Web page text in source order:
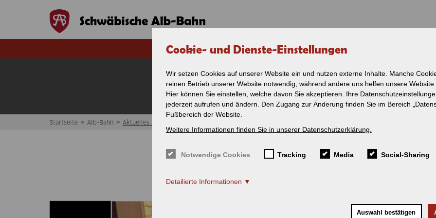
Cookie- und Dienste-Einstellungen
Wir setzen Cookies auf unserer Website ein und nutzen externe Inhalte. Manche
reinen Betrieb unserer Website notwendig, während andere uns helfen unsere
Hier können Sie einstellen, welche davon Sie akzeptieren. Ihre
jederzeit aufrufen und ändern. Den Zugang zur Änderung finden Sie im Bereich
Fußbereich der Website.
Weitere Informationen finden Sie in unserer Datenschutzerklärung.
Notwendige Cookies Tracking Media Social-Sharing
Detailierte Informationen
Auswahl bestätigen
VERKEHR
Ein-Blick-Fahrplan
2026
Fahrplan - Lokalbahn
Ist mein Zug
Schienenersatzverkehr
Service / Reisedienst
NOSTALGIE
Leistungen im
Ist mein Zug pünktlich?
Fahrt suchen
Tourismus rund um
Fahrradmitnahme
Der Osterhase
Startseite » Alb-Bahn » Aktuelles / News
Verteilaktion in den Zügen